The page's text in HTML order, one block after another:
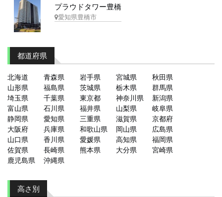
プラウドタワー豊橋
愛知県豊橋市
都道府県
北海道 青森県 岩手県 宮城県
秋田県
山形県
福島県 茨城県 栃木県
群馬県
埼玉県
千葉県 東京都 神奈川県
新潟県
富山県
石川県 福井県 山梨県
岐阜県
静岡県
愛知県 三重県 滋賀県
京都府
大阪府
兵庫県 和歌山県 岡山県
広島県
山口県
香川県 愛媛県 高知県
福岡県
佐賀県
長崎県 熊本県 大分県
宮崎県
鹿児島県
沖縄県
高さ別